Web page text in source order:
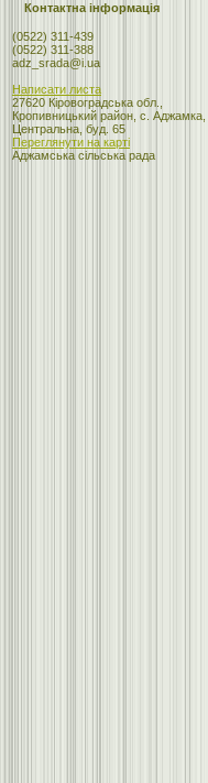
Контактна інформація
(0522) 311-439
(0522) 311-388
adz_srada@i.ua
Написати листа
27620 Кіровоградська обл.,
Кропивницький район, с. Аджамка,
Центральна, буд. 65
Переглянути на карті
Аджамська сільська рада